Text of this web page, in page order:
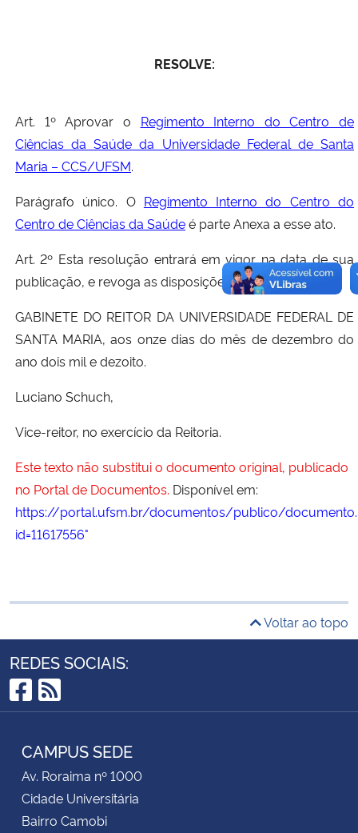
RESOLVE:
Art. 1º Aprovar o Regimento Interno do Centro de
Ciências da Saúde da Universidade Federal de Santa
Maria – CCS/UFSM.
Parágrafo único. O Regimento Interno do Centro do
Centro de Ciências da Saúdeé parte Anexa a esse ato.
Art. 2º Esta resolução entrará em vigor na data de sua
publicação, e revoga as disposições em contrário.
GABINETE DO REITOR DA UNIVERSIDADE FEDERAL DE
SANTA MARIA, aos onze dias do mês de dezembro do
ano dois mil e dezoito.
Luciano Schuch,
Vice-reitor, no exercício da Reitoria.
Este texto não substitui o documento original, publicado
no Portal de Documentos. Disponível em:
https://portal.ufsm.br/documentos/publico/
id=11617556"
Voltar ao topo
REDES SOCIAIS:
Facebook
RSS
CAMPUS SEDE
Av. Roraima nº 1000
Cidade Universitária
Bairro Camobi